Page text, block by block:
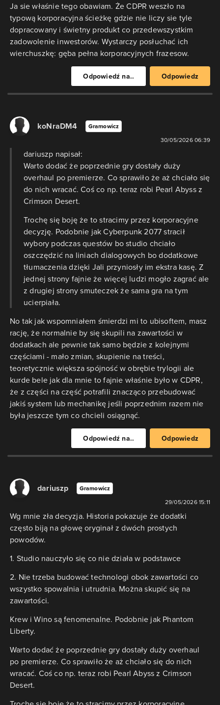
Ja sie właśnie tego obawiam. Że CDPR weszło na
typową korporacyjna ścieżkę gdzie nie liczy sie tyle
dopracowany i świetny produkt co przedewszystkim
zadowolenie inwestorów. Wystarczy posłuchać ich
wierchuszkę: gęba pełna korporacyjnych frazesow.
Odpowiedź na.. Odpowiedz
koNraDM4
Gramowicz
30/05/2026 06:39
dariuszp napisał:
Warto dodać że poprzednie gry dostały duży
overhaul po premierze. Co sprawiło że aż chciało się
do nich wracać. Coś co np. teraz robi Pearl Abyss z
Crimson Desert.
Trochę się boję że to stracimy przez korporacyjne
decyzję. Podobnie jak Cyberpunk 2077 stracił
wybory podczas questów bo studio chciało
oszczędzić na liniach dialogowych bo dodatkowe
tłumaczenia dzięki Jali przyniosły im ekstra kasę. Z
jednej strony fajnie że więcej ludzi mogło zagrać ale
z drugiej strony smuteczek że sama gra na tym
ucierpiała.
No tak jak wspomniałem śmierdzi mi to ubisoftem, masz
rację, że normalnie by się skupili na zawartości w
dodatkach ale pewnie tak samo będzie z kolejnymi
częściami - mało zmian, skupienie na treści,
teoretycznie większa spójność w obrębie trylogii ale
kurde bele jak dla mnie to fajnie właśnie było w CDPR,
że z części na część potrafili znacząco przebudować
jakiś system lub mechanikę jeśli poprzednim razem nie
była jeszcze tym co chcieli osiągnąć.
Odpowiedź na.. Odpowiedz
dariuszp
Gramowicz
29/05/2026 15:11
Wg mnie zła decyzja. Historia pokazuje że dodatki
często biją na głowę oryginał z dwóch prostych
powodów.
1. Studio nauczyło się co nie działa w podstawce
2. Nie trzeba budować technologi obok zawartości co
wszystko spowalnia i utrudnia. Można skupić się na
zawartości.
Krew i Wino są fenomenalne. Podobnie jak Phantom
Liberty.
Warto dodać że poprzednie gry dostały duży overhaul
po premierze. Co sprawiło że aż chciało się do nich
wracać. Coś co np. teraz robi Pearl Abyss z Crimson
Desert.